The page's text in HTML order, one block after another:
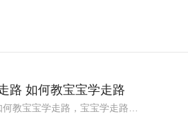
路 如何教宝宝学走路